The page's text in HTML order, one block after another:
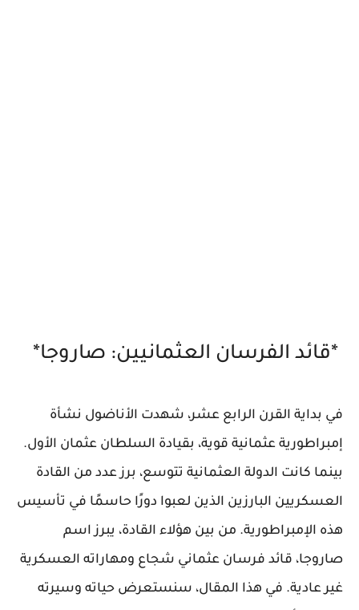
*قائد الفرسان العثمانيين: صاروجا*
في بداية القرن الرابع عشر، شهدت الأناضول نشأة
إمبراطورية عثمانية قوية، بقيادة السلطان عثمان الأول.
بينما كانت الدولة العثمانية تتوسع، برز عدد من القادة
العسكريين البارزين الذين لعبوا دورًا حاسمًا في تأسيس
هذه الإمبراطورية. من بين هؤلاء القادة، يبرز اسم
صاروجا، قائد فرسان عثماني شجاع ومهاراته العسكرية
غير عادية. في هذا المقال، سنستعرض حياته وسيرته